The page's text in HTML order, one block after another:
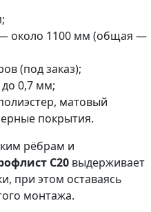
около 1100 мм (общая —
(под заказ);
0,7 мм;
матовый
покрытия.
рёбрам и
C20 выдерживает
при этом оставаясь
монтажа.